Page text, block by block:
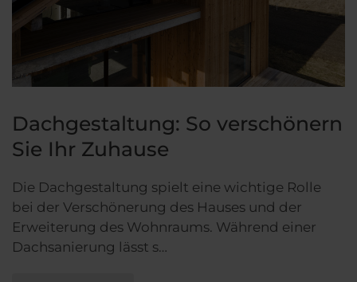
Dachgestaltung: So verschönern
Sie Ihr Zuhause
Die Dachgestaltung spielt eine wichtige Rolle
bei der Verschönerung des Hauses und der
Erweiterung des Wohnraums. Während einer
Dachsanierung lässt s…